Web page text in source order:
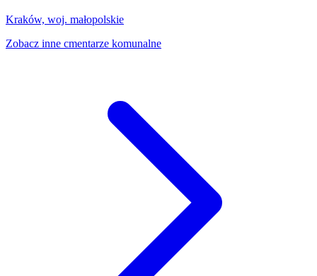
Kraków, woj. małopolskie
Zobacz inne cmentarze komunalne